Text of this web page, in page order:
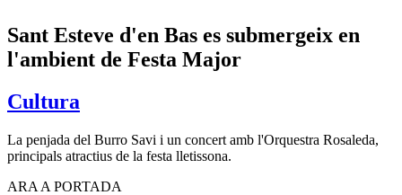
Sant Esteve d'en Bas es submergeix en
l'ambient de Festa Major
Cultura
La penjada del Burro Savi i un concert amb l'Orquestra Rosaleda,
principals atractius de la festa lletissona.
ARA A PORTADA